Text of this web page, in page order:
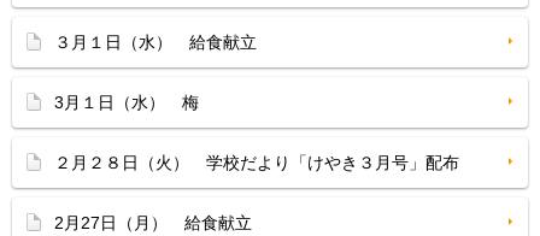
３月１日（水） 給食献立
3月１日（水） 梅
２月２８日（火） 学校だより「けやき３月号」配布
2月27日（月） 給食献立